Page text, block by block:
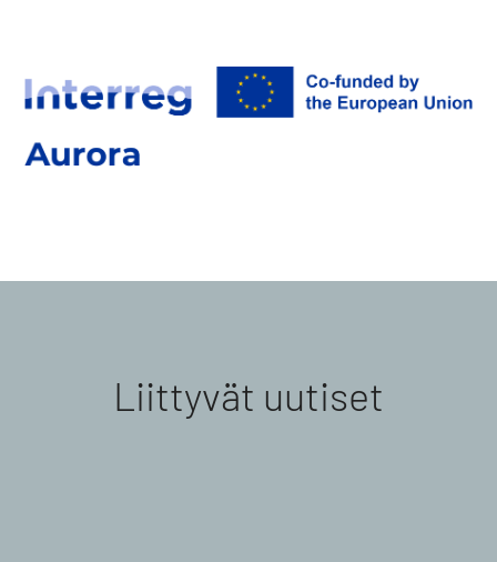
Liittyvät uutiset